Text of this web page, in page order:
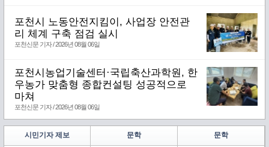
포천시 노동안전지킴이, 사업장 안전관
리 체계 구축 점검 실시
포천신문 기자 / 2026년 08월 06일
포천시농업기술센터·국립축산과학원, 한
우농가 맞춤형 종합컨설팅 성공적으로
마쳐
포천신문 기자 / 2026년 08월 06일
시민기자 제보 문학 문학